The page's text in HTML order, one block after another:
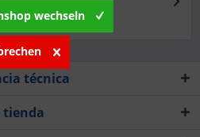
más
técnica
tienda
wechseln